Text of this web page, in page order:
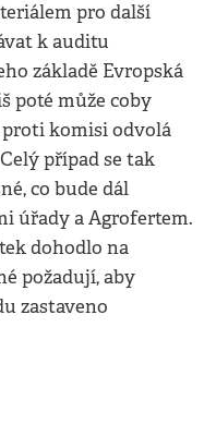
pro další
k auditu
základě Evropská
poté může coby
proti komisi odvolá
případ se tak
co bude dál
úřady a Agrofertem.
dohodlo na
požadují, aby
zastaveno